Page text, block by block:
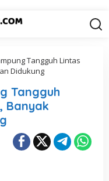
Tangguh Lintas
Didukung
Tangguh
Banyak